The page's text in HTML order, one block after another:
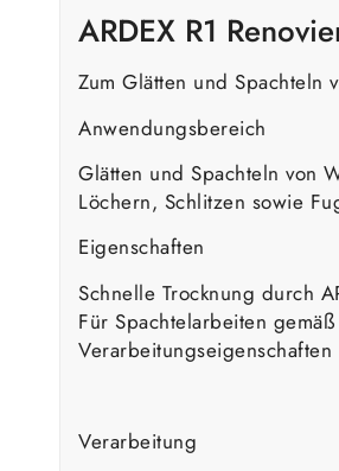
ARDEX R1
Zum Glätten und Spachteln
Anwendungsbereich
Glätten und Spachteln von
Löchern, Schlitzen sowie
Eigenschaften
Schnelle Trocknung durch
Für Spachtelarbeiten
Verarbeitung